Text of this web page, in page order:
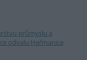
průmyslu a
odvalu Heřmanice